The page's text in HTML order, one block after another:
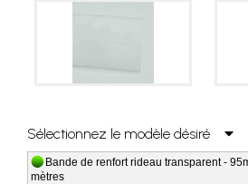
Sélectionnez le modèle désiré
Bande de renfort rideau transparent -
mètres